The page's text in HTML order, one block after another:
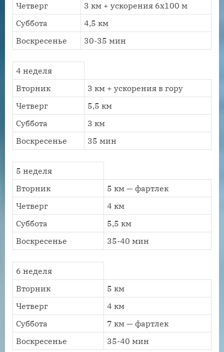
Четверг
3 км + ускорения 6х100 м
Суббота
4,5 км
Воскресенье
30-35 мин
4 неделя
Вторник
3 км + ускорения в гору
Четверг
5,5 км
Суббота
3 км
Воскресенье
35 мин
5 неделя
Вторник
5 км — фартлек
Четверг
4 км
Суббота
5,5 км
Воскресенье
35-40 мин
6 неделя
Вторник
5 км
Четверг
4 км
Суббота
7 км — фартлек
Воскресенье
35-40 мин